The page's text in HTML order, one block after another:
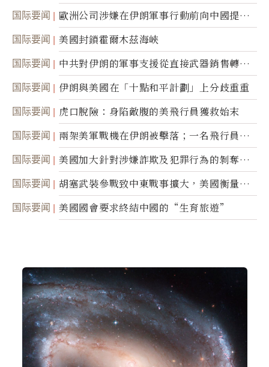
職責
国际要闻
歐洲公司涉嫌在伊朗軍事行動前向中國提供
美軍基地的衛星影像
国际要闻 美國封鎖霍爾木茲海峽
国际要闻
中共對伊朗的軍事支援從直接武器銷售轉向
間接技術轉讓
国际要闻 伊朗與美國在「十點和平計劃」上分歧重重
国际要闻 虎口脫險：身陷敵腹的美飛行員獲救始末
国际要闻
兩架美軍戰機在伊朗被擊落；一名飛行員失
蹤
国际要闻
美國加大針對涉嫌詐欺及犯罪行為的剝奪公
民權力度
国际要闻
胡塞武裝參戰致中東戰事擴大，美國衡量地
面入侵的可能性
国际要闻 美國國會要求終結中國的“生育旅遊”